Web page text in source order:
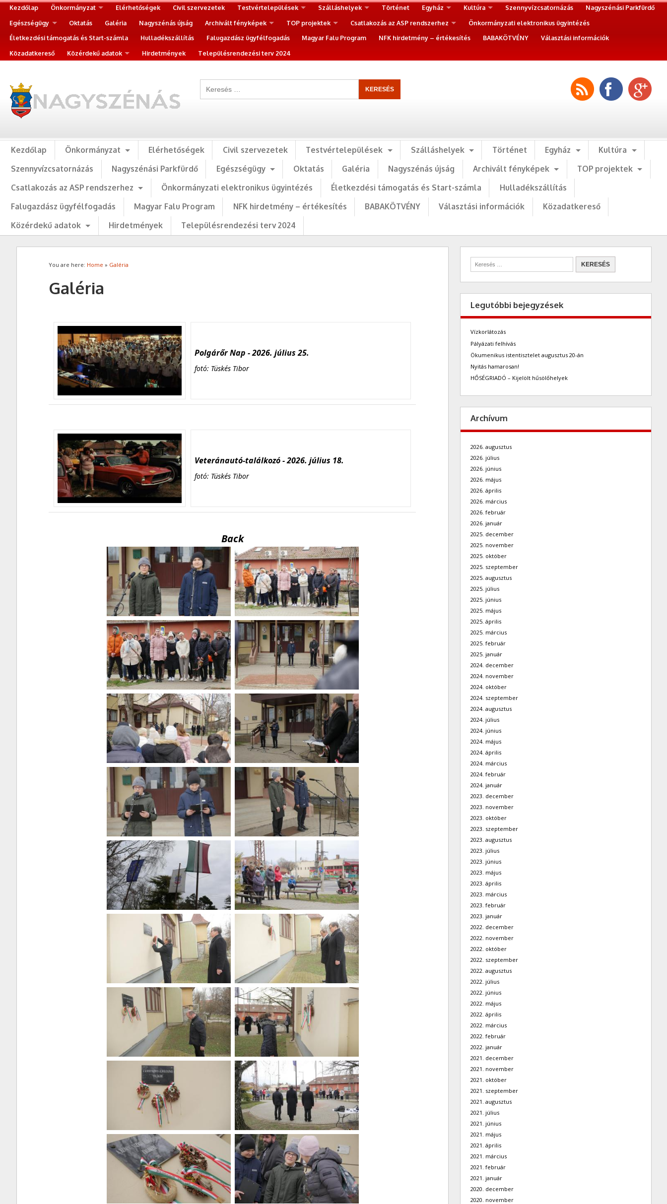
Kezdőlap Önkormányzat Elérhetőségek Civil szervezetek Testvértelepülések Szálláshelyek Történet Egyház Kultúra Szennyvízcsatornázás
Nagyszénási Parkfürdő
Egészségügy
Oktatás Galéria Nagyszénás újság Archivált fényképek TOP projektek Csatlakozás az ASP rendszerhez
Önkormányzati elektronikus ügyintézés
Életkezdési támogatás és Start-számla
Hulladékszállítás Falugazdász ügyfélfogadás Magyar Falu Program NFK hirdetmény – értékesítés BABAKÖTVÉNY
Választási információk
Közadatkereső
Közérdekű adatok Hirdetmények Településrendezési terv 2024
Kezdőlap Önkormányzat Elérhetőségek Civil szervezetek Testvértelepülések Szálláshelyek Történet Egyház
Kultúra
Szennyvízcsatornázás
Nagyszénási Parkfürdő Egészségügy Oktatás Galéria Nagyszénás újság Archivált fényképek
TOP projektek
Csatlakozás az ASP rendszerhez
Önkormányzati elektronikus ügyintézés Életkezdési támogatás és Start-számla
Hulladékszállítás
Falugazdász ügyfélfogadás
Magyar Falu Program NFK hirdetmény – értékesítés BABAKÖTVÉNY Választási információk
Közadatkereső
Közérdekű adatok
Hirdetmények Településrendezési terv 2024
You are here: Home » Galéria
Galéria
Polgárőr Nap - 2026. július 25.
fotó: Tüskés Tibor
Veteránautó-találkozó - 2026. július 18.
fotó: Tüskés Tibor
Back
Legutóbbi bejegyzések
Vízkorlátozás
Pályázati felhívás
Ökumenikus istentisztelet augusztus 20-án
Nyitás hamarosan!
HŐSÉGRIADÓ – Kijelölt hűsölőhelyek
Archívum
2026. augusztus
2026. július
2026. június
2026. május
2026. április
2026. március
2026. február
2026. január
2025. december
2025. november
2025. október
2025. szeptember
2025. augusztus
2025. július
2025. június
2025. május
2025. április
2025. március
2025. február
2025. január
2024. december
2024. november
2024. október
2024. szeptember
2024. augusztus
2024. július
2024. június
2024. május
2024. április
2024. március
2024. február
2024. január
2023. december
2023. november
2023. október
2023. szeptember
2023. augusztus
2023. július
2023. június
2023. május
2023. április
2023. március
2023. február
2023. január
2022. december
2022. november
2022. október
2022. szeptember
2022. augusztus
2022. július
2022. június
2022. május
2022. április
2022. március
2022. február
2022. január
2021. december
2021. november
2021. október
2021. szeptember
2021. augusztus
2021. július
2021. június
2021. május
2021. április
2021. március
2021. február
2021. január
2020. december
2020. november